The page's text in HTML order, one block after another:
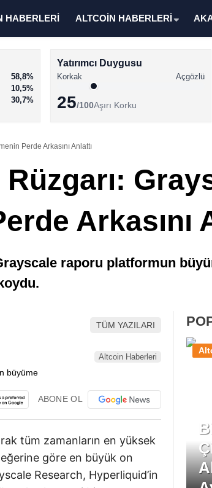
HABERLERİ ALTCOİN HABERLERİ
58,8%
10,5%
30,7%
Yatırımcı Duygusu
Korkak Açgözlü
25/100Aşırı Korku
Perde Arkasını Anlattı
Arkasını
raporu platformun
TÜM YAZILARI
Altcoin Haberleri
ABONE OL
tüm zamanların en yüksek
göre en büyük on
Research, Hyperliquid’in